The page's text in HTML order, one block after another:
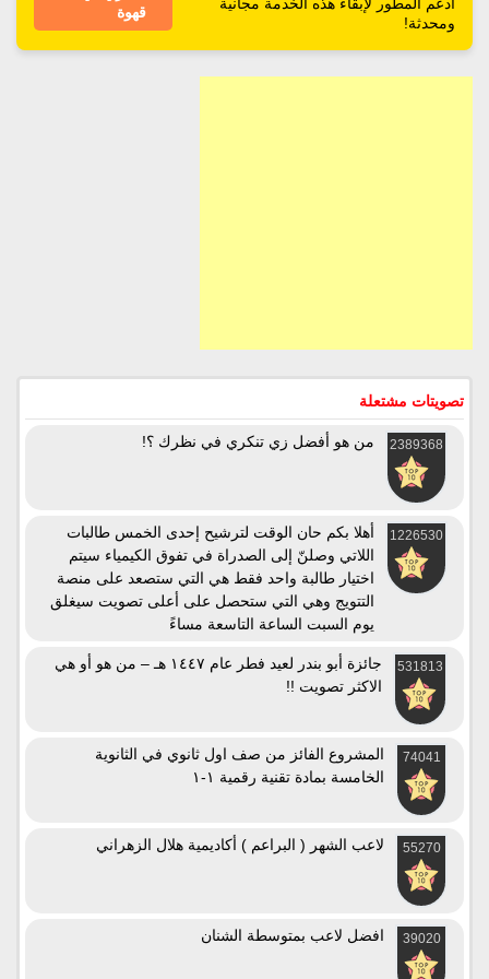
ومحدثة!
قهوة
تصويتات مشتعلة
2389368 من هو أفضل زي تنكري في نظرك ؟!
1226530
أهلا بكم حان الوقت لترشيح إحدى الخمس طالبات
اللاتي وصلنّ إلى الصدراة في تفوق الكيمياء سيتم
اختيار طالبة واحد فقط هي التي ستصعد على منصة
التتويج وهي التي ستحصل على أعلى تصويت سيغلق
يوم السبت الساعة التاسعة مساءً
531813
جائزة أبو بندر لعيد فطر عام ١٤٤٧ هـ – من هو أو هي
الاكثر تصويت !!
74041
المشروع الفائز من صف اول ثانوي في الثانوية
الخامسة بمادة تقنية رقمية ١-١
55270 لاعب الشهر ( البراعم ) أكاديمية هلال الزهراني
39020 افضل لاعب بمتوسطة الشنان